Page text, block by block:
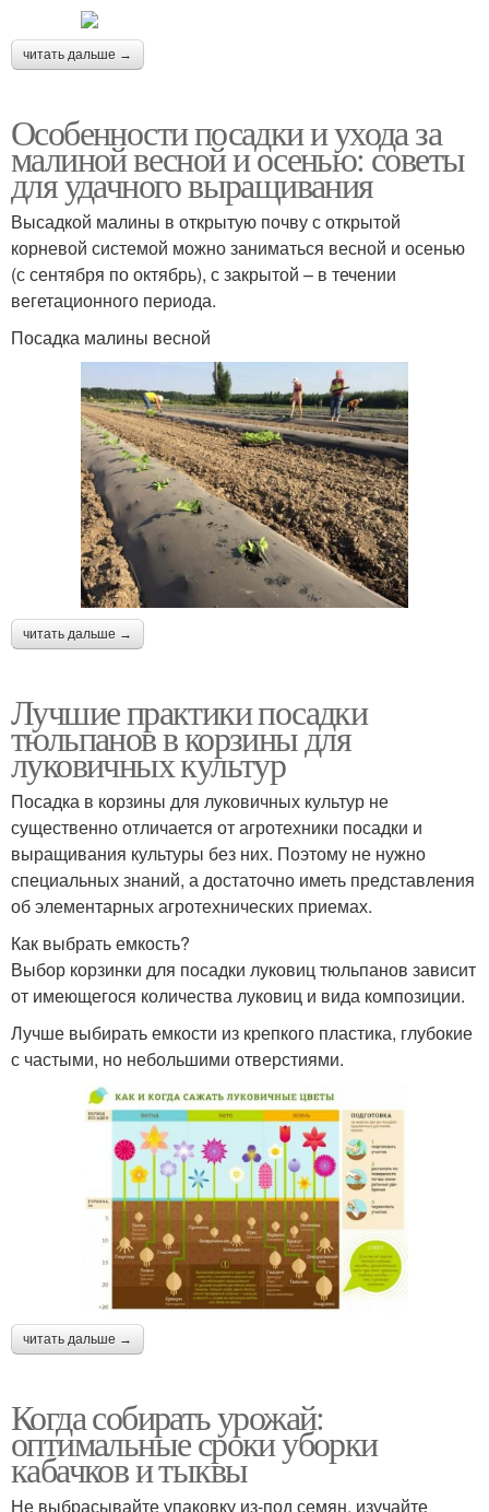
читать дальше →
Особенности посадки и ухода за
малиной весной и осенью: советы
для удачного выращивания
Высадкой малины в открытую почву с открытой
корневой системой можно заниматься весной и осенью
(с сентября по октябрь), с закрытой – в течении
вегетационного периода.
Посадка малины весной
читать дальше →
Лучшие практики посадки
тюльпанов в корзины для
луковичных культур
Посадка в корзины для луковичных культур не
существенно отличается от агротехники посадки и
выращивания культуры без них. Поэтому не нужно
специальных знаний, а достаточно иметь представления
об элементарных агротехнических приемах.
Как выбрать емкость?
Выбор корзинки для посадки луковиц тюльпанов зависит
от имеющегося количества луковиц и вида композиции.
Лучше выбирать емкости из крепкого пластика, глубокие
с частыми, но небольшими отверстиями.
читать дальше →
Когда собирать урожай:
оптимальные сроки уборки
кабачков и тыквы
Не выбрасывайте упаковку из-под семян, изучайте